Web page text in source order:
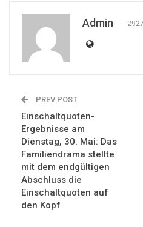
Admin
PREV POST
Einschaltquoten-
Ergebnisse am
Dienstag, 30. Mai: Das
Familiendrama stellte
mit dem endgültigen
Abschluss die
Einschaltquoten auf
den Kopf